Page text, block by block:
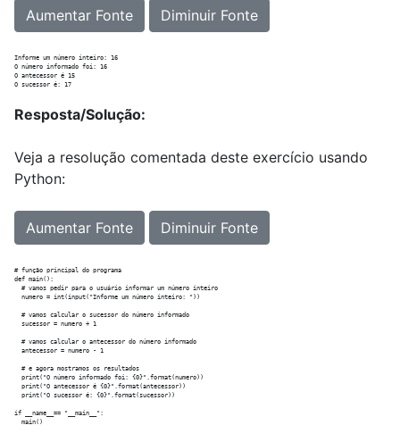
Aumentar Fonte Diminuir Fonte
Informe um número inteiro: 16
O número informado foi: 16
O antecessor é 15
Resposta/Solução:
Veja a resolução comentada deste exercício usando
Python:
Aumentar Fonte Diminuir Fonte
# função principal do programa
def main():
  # vamos pedir para o usuário informar um número inteiro
  numero = int(input("Informe um número inteiro: "))
  # vamos calcular o sucessor do número informado
  sucessor = numero + 1
  # vamos calcular o antecessor do número informado
  antecessor = numero - 1
  # e agora mostramos os resultados
  print("O número informado foi: {0}".format(numero))
  print("O antecessor é {0}".format(antecessor))
  print("O sucessor é: {0}".format(sucessor))
if __name__== "__main__":